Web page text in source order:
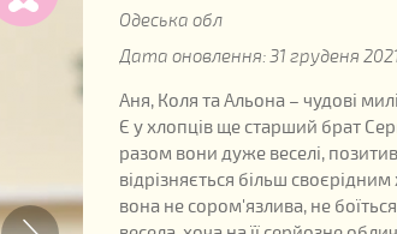
Одеська обл
Дата оновлення: 31 груденя
Аня, Коля та Альона – чудові
Є у хлопців ще старший брат
разом вони дуже веселі,
відрізняється більш
вона не сором'язлива, не